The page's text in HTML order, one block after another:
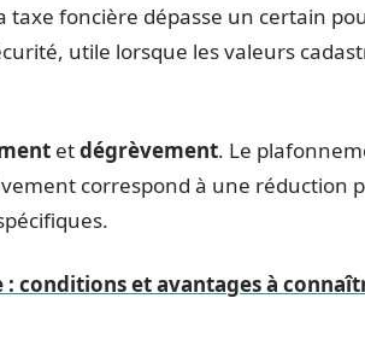
taxe foncière dépasse un certain
utile lorsque les valeurs
etdégrèvement. Le
correspond à une réduction
conditions et avantages à